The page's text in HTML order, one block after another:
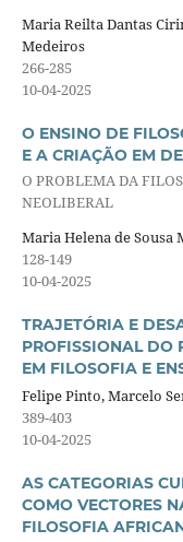
Maria Reilta Dantas
Medeiros
266-285
10-04-2025
O ENSINO DE
E A CRIAÇÃO EM
O PROBLEMA DA
NEOLIBERAL
Maria Helena de Sousa
128-149
10-04-2025
TRAJETÓRIA E
PROFISSIONAL DO
EM FILOSOFIA E
Felipe Pinto, Marcelo
389-403
10-04-2025
AS CATEGORIAS
COMO VECTORES
FILOSOFIA